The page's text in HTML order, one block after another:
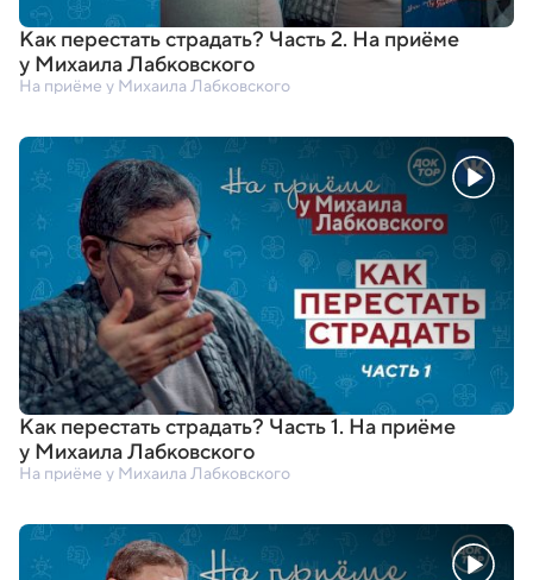
Как перестать страдать? Часть 2. На приёме
у Михаила Лабковского
На приёме у Михаила Лабковского
Как перестать страдать? Часть 1. На приёме
у Михаила Лабковского
На приёме у Михаила Лабковского